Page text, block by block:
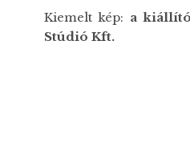
Kiemelt kép: a
Stúdió Kft.